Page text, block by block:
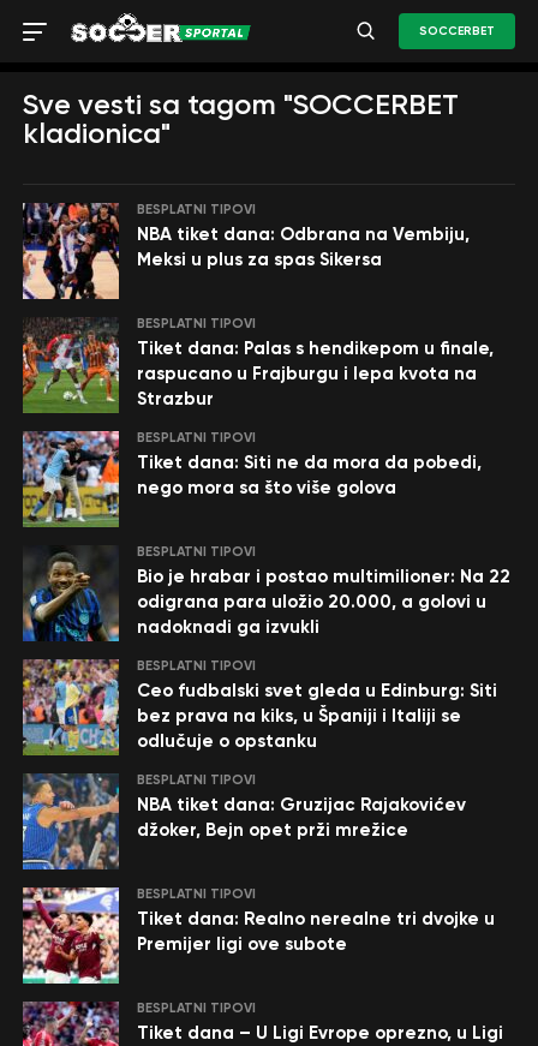
SOCCERBET
Sve vesti sa tagom "SOCCERBET
kladionica"
BESPLATNI TIPOVI
NBA tiket dana: Odbrana na Vembiju,
Meksi u plus za spas Sikersa
BESPLATNI TIPOVI
Tiket dana: Palas s hendikepom u finale,
raspucano u Frajburgu i lepa kvota na
Strazbur
BESPLATNI TIPOVI
Tiket dana: Siti ne da mora da pobedi,
nego mora sa što više golova
BESPLATNI TIPOVI
Bio je hrabar i postao multimilioner: Na 22
odigrana para uložio 20.000, a golovi u
nadoknadi ga izvukli
BESPLATNI TIPOVI
Ceo fudbalski svet gleda u Edinburg: Siti
bez prava na kiks, u Španiji i Italiji se
odlučuje o opstanku
BESPLATNI TIPOVI
NBA tiket dana: Gruzijac Rajakovićev
džoker, Bejn opet prži mrežice
BESPLATNI TIPOVI
Tiket dana: Realno nerealne tri dvojke u
Premijer ligi ove subote
BESPLATNI TIPOVI
Tiket dana – U Ligi Evrope oprezno, u Ligi